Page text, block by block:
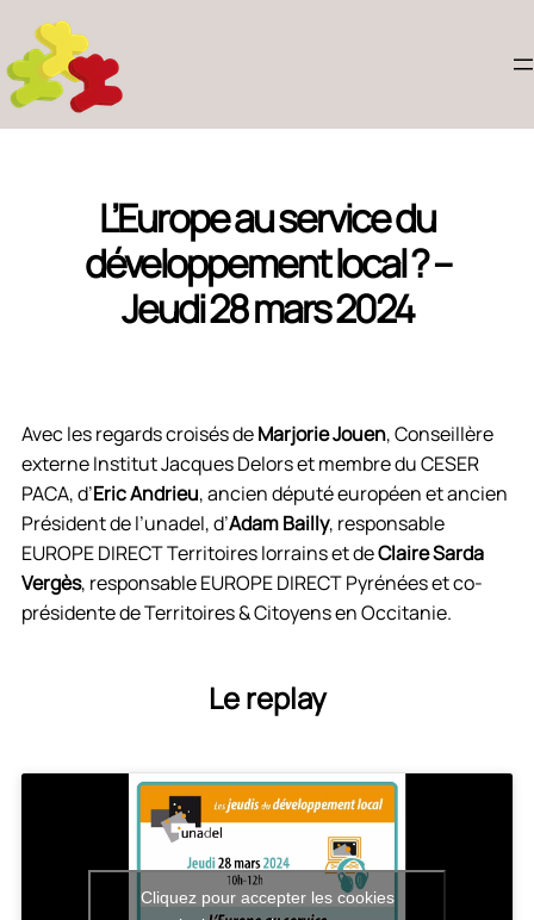
L’Europe au service du
développement local ? –
Jeudi 28 mars 2024
Avec les regards croisés deMarjorie Jouen, Conseillère
externe Institut Jacques Delors et membre du CESER
PACA, d’Eric Andrieu, ancien député européen et ancien
Président de l’unadel, d’Adam Bailly, responsable
EUROPE DIRECT Territoires lorrains et deClaire Sarda
Vergès, responsable EUROPE DIRECT Pyrénées et co-
présidente de Territoires & Citoyens en Occitanie.
Le replay
Cliquez pour accepter les cookies